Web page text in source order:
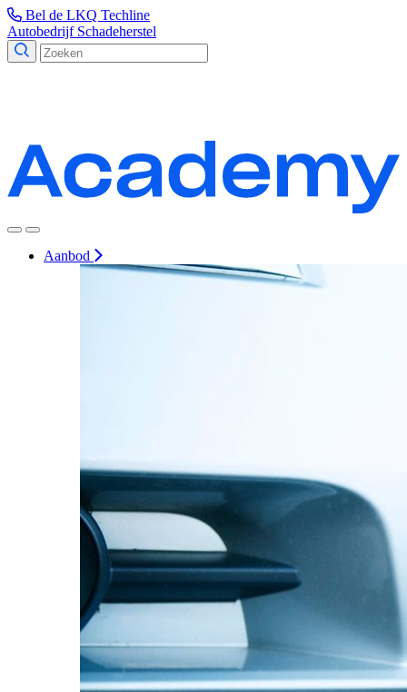
Bel de LKQ Techline
Autobedrijf Schadeherstel
Aanbod